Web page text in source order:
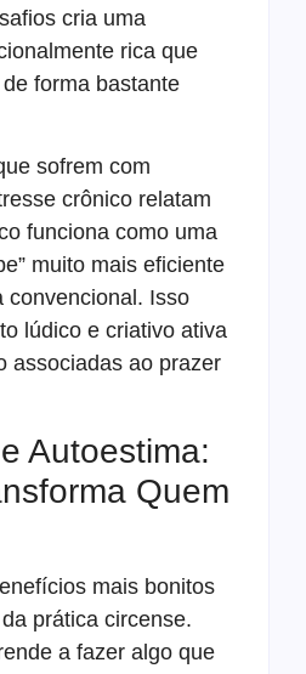
cria uma
rica que
forma bastante
sofrem com
crônico relatam
funciona como uma
muito mais eficiente
convencional. Isso
lúdico e criativo ativa
associadas ao prazer
Autoestima:
Quem
mais bonitos
prática circense.
a fazer algo que